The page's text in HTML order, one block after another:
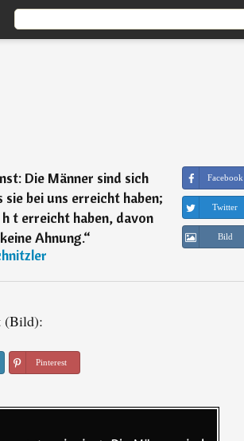
Die Männer sind sich
bei uns erreicht haben;
t erreicht haben, davon
Ahnung.“
Facebook
Twitter
Bild
(Bild):
Pinterest